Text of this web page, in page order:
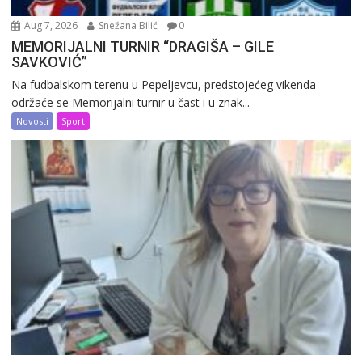
Aug 7, 2026 Snežana Bilić 0
MEMORIJALNI TURNIR “DRAGIŠA – GILE
SAVKOVIĆ”
Na fudbalskom terenu u Pepeljevcu, predstojećeg vikenda
održaće se Memorijalni turnir u čast i u znak...
Novosti Sport